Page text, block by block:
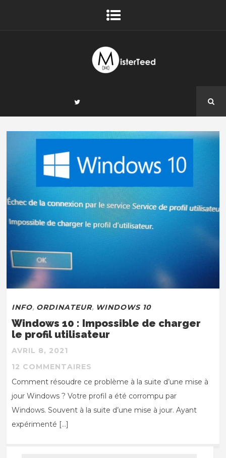
INFO, ORDINATEUR, WINDOWS 10
Windows 10 : Impossible de charger
le profil utilisateur
AVRIL 8, 2021
12 COMMENTAIRES
Comment résoudre ce problème à la suite d’une mise à
jour Windows ? Votre profil a été corrompu par
Windows. Souvent à la suite d’une mise à jour. Ayant
expérimenté […]